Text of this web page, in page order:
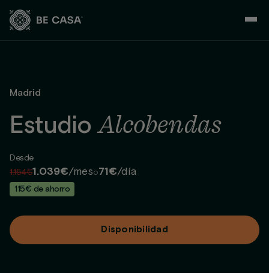
Madrid
EstudioAlcobendas
Desde
1.154€1.039€/meso71€/día
115€ de ahorro
Disponibilidad